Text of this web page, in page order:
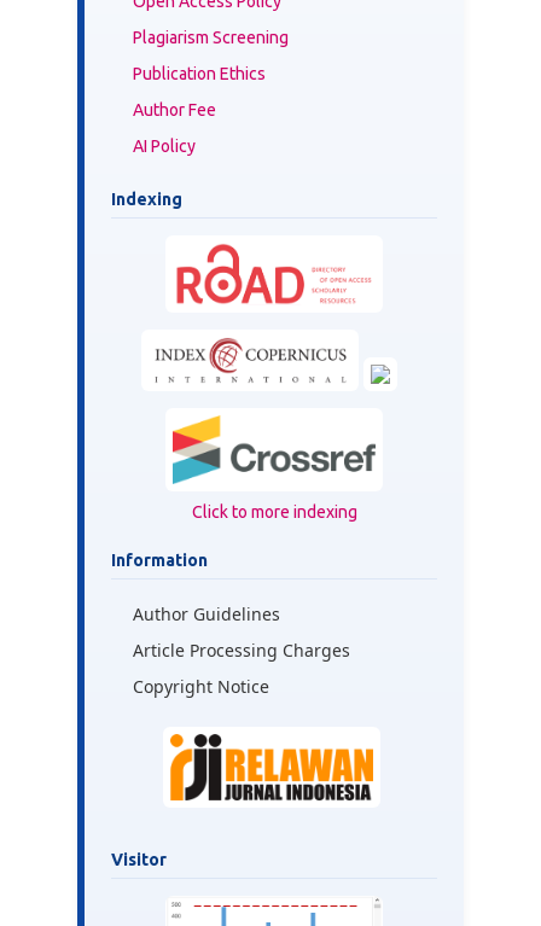
Plagiarism Screening
Publication Ethics
Author Fee
AI Policy
Indexing
Click to more indexing
Information
Author Guidelines
Article Processing Charges
Copyright Notice
Visitor